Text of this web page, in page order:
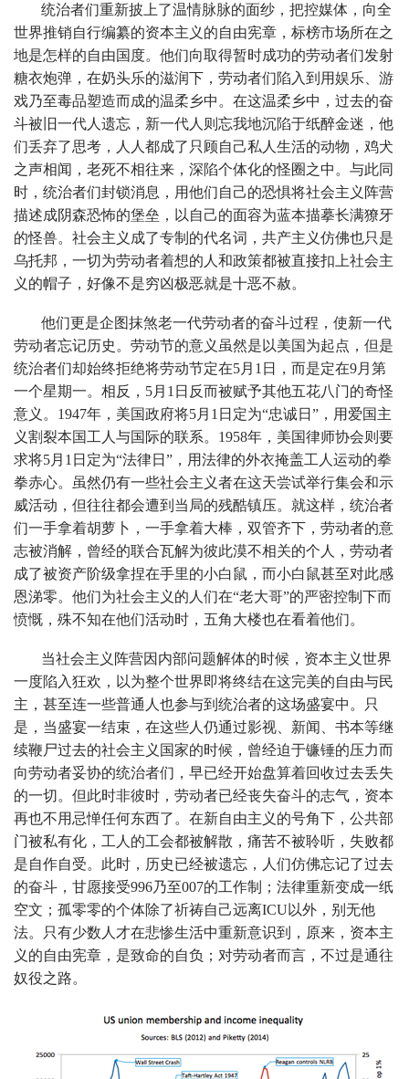
统治者们重新披上了温情脉脉的面纱，把控媒体，向全
世界推销自行编纂的资本主义的自由宪章，标榜市场所在之
地是怎样的自由国度。他们向取得暂时成功的劳动者们发射
糖衣炮弹，在奶头乐的滋润下，劳动者们陷入到用娱乐、游
戏乃至毒品塑造而成的温柔乡中。在这温柔乡中，过去的奋
斗被旧一代人遗忘，新一代人则忘我地沉陷于纸醉金迷，他
们丢弃了思考，人人都成了只顾自己私人生活的动物，鸡犬
之声相闻，老死不相往来，深陷个体化的怪圈之中。与此同
时，统治者们封锁消息，用他们自己的恐惧将社会主义阵营
描述成阴森恐怖的堡垒，以自己的面容为蓝本描摹长满獠牙
的怪兽。社会主义成了专制的代名词，共产主义仿佛也只是
乌托邦，一切为劳动者着想的人和政策都被直接扣上社会主
义的帽子，好像不是穷凶极恶就是十恶不赦。
他们更是企图抹煞老一代劳动者的奋斗过程，使新一代
劳动者忘记历史。劳动节的意义虽然是以美国为起点，但是
统治者们却始终拒绝将劳动节定在5月1日，而是定在9月第
一个星期一。相反，5月1日反而被赋予其他五花八门的奇怪
意义。1947年，美国政府将5月1日定为“忠诚日”，用爱国主
义割裂本国工人与国际的联系。1958年，美国律师协会则要
求将5月1日定为“法律日”，用法律的外衣掩盖工人运动的拳
拳赤心。虽然仍有一些社会主义者在这天尝试举行集会和示
威活动，但往往都会遭到当局的残酷镇压。就这样，统治者
们一手拿着胡萝卜，一手拿着大棒，双管齐下，劳动者的意
志被消解，曾经的联合瓦解为彼此漠不相关的个人，劳动者
成了被资产阶级拿捏在手里的小白鼠，而小白鼠甚至对此感
恩涕零。他们为社会主义的人们在“老大哥”的严密控制下而
愤慨，殊不知在他们活动时，五角大楼也在看着他们。
当社会主义阵营因内部问题解体的时候，资本主义世界
一度陷入狂欢，以为整个世界即将终结在这完美的自由与民
主，甚至连一些普通人也参与到统治者的这场盛宴中。只
是，当盛宴一结束，在这些人仍通过影视、新闻、书本等继
续鞭尸过去的社会主义国家的时候，曾经迫于镰锤的压力而
向劳动者妥协的统治者们，早已经开始盘算着回收过去丢失
的一切。但此时非彼时，劳动者已经丧失奋斗的志气，资本
再也不用忌惮任何东西了。在新自由主义的号角下，公共部
门被私有化，工人的工会都被解散，痛苦不被聆听，失败都
是自作自受。此时，历史已经被遗忘，人们仿佛忘记了过去
的奋斗，甘愿接受996乃至007的工作制；法律重新变成一纸
空文；孤零零的个体除了祈祷自己远离ICU以外，别无他
法。只有少数人才在悲惨生活中重新意识到，原来，资本主
义的自由宪章，是致命的自负；对劳动者而言，不过是通往
奴役之路。